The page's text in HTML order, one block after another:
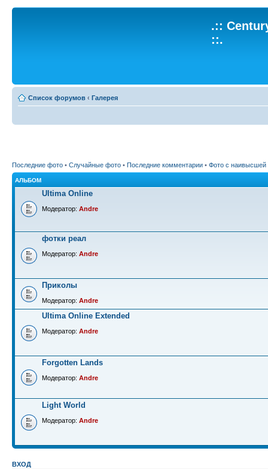
.::
::.
Список форумов ‹ Галерея
Последние фото • Случайные фото • Последние комментарии • Фото с наивысшей
АЛЬБОМ
Ultima Online
Модератор: Andre
фотки реал
Модератор: Andre
Приколы
Модератор: Andre
Ultima Online Extended
Модератор: Andre
Forgotten Lands
Модератор: Andre
Light World
Модератор: Andre
ВХОД